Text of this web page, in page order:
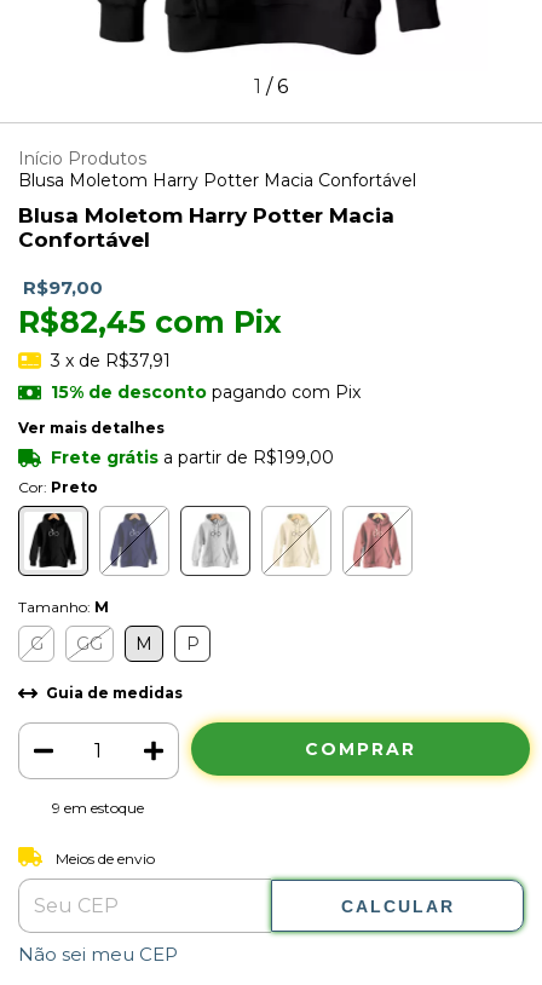
1 /6
Início Produtos
Blusa Moletom Harry Potter Macia Confortável
Blusa Moletom Harry Potter Macia
Confortável
R$97,00
R$82,45 com Pix
3 x de R$37,91
15% de descontopagando com Pix
Ver mais detalhes
Frete grátis a partir de R$199,00
Cor: Preto
Tamanho: M
G GG M P
Guia de medidas
9 em estoque
Entregas para o CEP:
Meios de envio
CALCULAR
Não sei meu CEP